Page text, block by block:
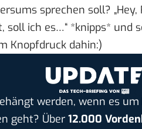
sprechen soll? „Hey,
soll ich es…“ *knipps* und
Knopfdruck dahin:)
werden, wenn es um
geht? Über 12.000